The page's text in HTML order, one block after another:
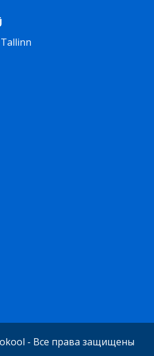
- Все права защищены